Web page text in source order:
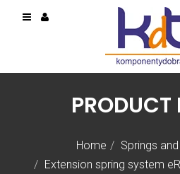
Home
Springs
Extension spring system
PRODUCT